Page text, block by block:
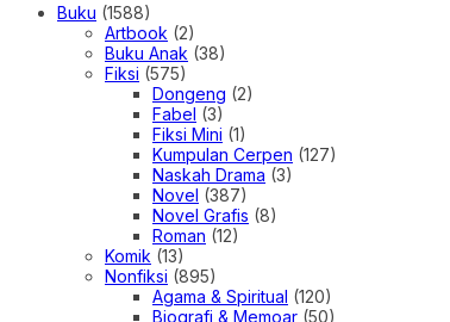
Buku (1588)
Artbook (2)
Buku Anak (38)
Fiksi (575)
Dongeng (2)
Fabel (3)
Fiksi Mini (1)
Kumpulan Cerpen (127)
Naskah Drama (3)
Novel (387)
Novel Grafis (8)
Roman (12)
Komik (13)
Nonfiksi (895)
Agama & Spiritual (120)
Biografi & Memoar (50)